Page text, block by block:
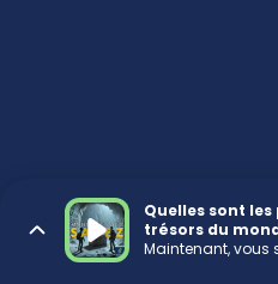
Quelles sont
trésors du
Maintenant, vous